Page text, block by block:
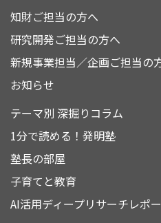
知財ご担当の方へ
研究開発ご担当の方へ
新規事業担当／企画ご担当の
お知らせ
テーマ別 深掘りコラム
1分で読める！発明塾
塾長の部屋
子育てと教育
AI活用ディープリサーチレポ